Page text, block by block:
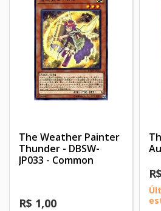
The Weather Painter
Thunder - DBSW-
JP033 - Common
R$ 1,00